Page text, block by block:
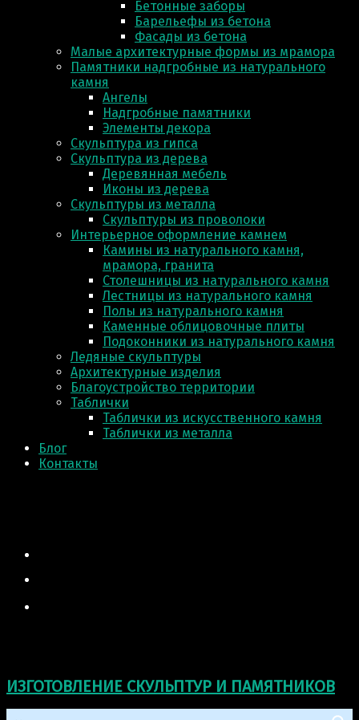
Бетонные заборы
Барельефы из бетона
Фасады из бетона
Малые архитектурные формы из мрамора
Памятники надгробные из натурального
камня
Ангелы
Надгробные памятники
Элементы декора
Скульптура из гипса
Скульптура из деревa
Деревянная мебель
Иконы из дерева
Скульптуры из металла
Скульптуры из проволоки
Интерьерное оформление камнем
Камины из натурального камня,
мрамора, гранита
Столешницы из натурального камня
Лестницы из натурального камня
Полы из натурального камня
Каменные облицовочные плиты
Подоконники из натурального камня
Ледяные скульптуры
Архитектурные изделия
Благоустройство территории
Таблички
Таблички из искусственного камня
Таблички из металла
Блог
Контакты
ИЗГОТОВЛЕНИЕ СКУЛЬПТУР И ПАМЯТНИКОВ